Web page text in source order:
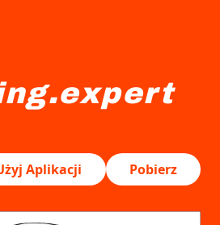
Aplikacji Pobierz